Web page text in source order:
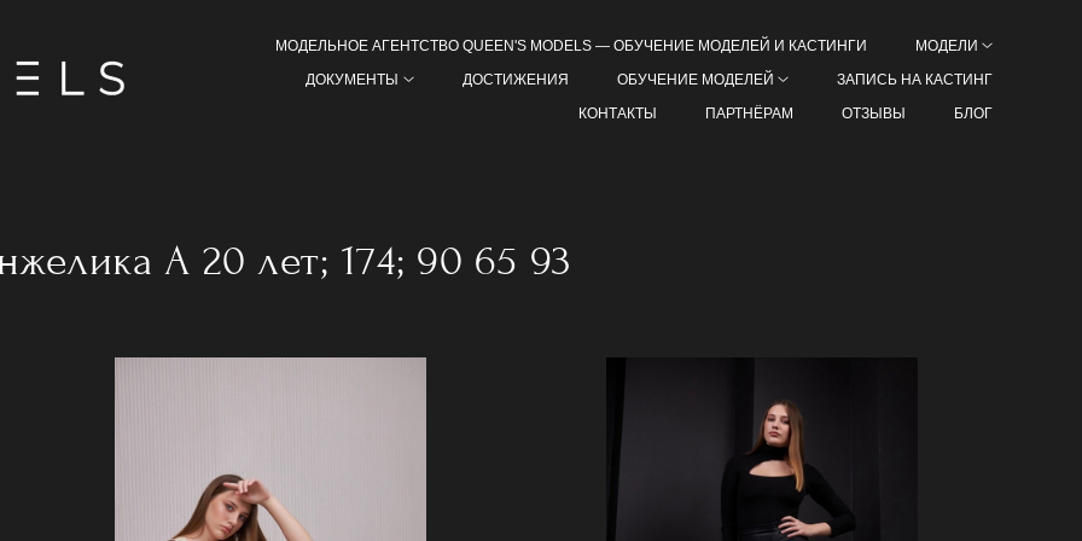
МОДЕЛЬНОЕ АГЕНТСТВО QUEEN'S MODELS — ОБУЧЕНИЕ МОДЕЛЕЙ И КАСТИНГИ
МОДЕЛИ
ДОКУМЕНТЫ
ДОСТИЖЕНИЯ ОБУЧЕНИЕ МОДЕЛЕЙ
ЗАПИСЬ НА КАСТИНГ
КОНТАКТЫ
ПАРТНЁРАМ ОТЗЫВЫ БЛОГ
А 20 лет; 174; 90 65 93